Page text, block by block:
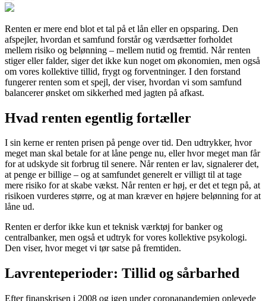
Renten er mere end blot et tal på et lån eller en opsparing. Den
afspejler, hvordan et samfund forstår og værdsætter forholdet
mellem risiko og belønning – mellem nutid og fremtid. Når renten
stiger eller falder, siger det ikke kun noget om økonomien, men også
om vores kollektive tillid, frygt og forventninger. I den forstand
fungerer renten som et spejl, der viser, hvordan vi som samfund
balancerer ønsket om sikkerhed med jagten på afkast.
Hvad renten egentlig fortæller
I sin kerne er renten prisen på penge over tid. Den udtrykker, hvor
meget man skal betale for at låne penge nu, eller hvor meget man får
for at udskyde sit forbrug til senere. Når renten er lav, signalerer det,
at penge er billige – og at samfundet generelt er villigt til at tage
mere risiko for at skabe vækst. Når renten er høj, er det et tegn på, at
risikoen vurderes større, og at man kræver en højere belønning for at
låne ud.
Renten er derfor ikke kun et teknisk værktøj for banker og
centralbanker, men også et udtryk for vores kollektive psykologi.
Den viser, hvor meget vi tør satse på fremtiden.
Lavrenteperioder: Tillid og sårbarhed
Efter finanskrisen i 2008 og igen under coronapandemien oplevede